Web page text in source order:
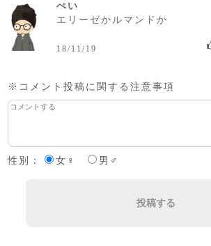
ぺい
エリーゼかルマンドか
18/11/19
※コメント投稿に関する注意事項
性別：
女♀ 男♂
投稿する